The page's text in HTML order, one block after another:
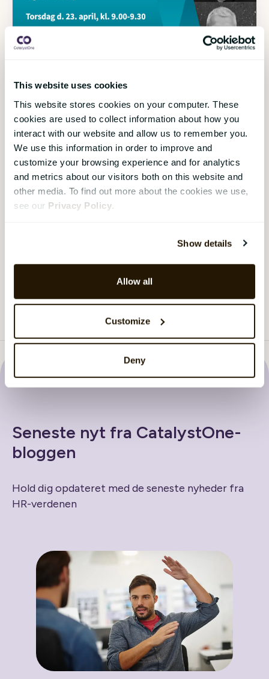
This website uses cookies
This website stores cookies on your computer. These
cookies are used to collect information about how you
interact with our website and allow us to remember you.
We use this information in order to improve and
customize your browsing experience and for analytics
and metrics about our visitors both on this website and
other media. To find out more about the cookies we use,
see our Privacy Policy
Show details
Allow all
Customize
Deny
Live interview og Q+A
Igennem digitalisering af HR og ledelse, kan
virksomheder opnå store gevinster på tværs af hele
organisationen, hvis man vel og mærke gør det
rigtigt. Spørgsmålet er bare, hvad skal man gøre og
hvordan kommer man godt i gang? Derfor afholdte
CatalystOne et online webinar d. 23. april, hvor vi
svarede på spørgsmål omkring digitalisering af HR.
Se webinaret›
Indlæs mere
Seneste nyt fra CatalystOne-
bloggen
Hold dig opdateret med de seneste nyheder fra
HR-verdenen